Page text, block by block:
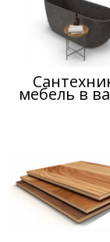
мебель в